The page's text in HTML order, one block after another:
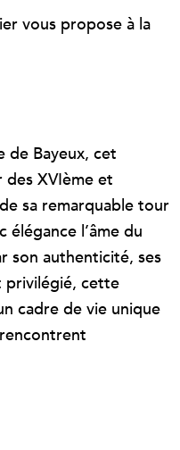
vous propose à la
Bayeux, cet
XVIème et
sa remarquable tour
élégance l’âme du
son authenticité, ses
privilégié, cette
cadre de vie unique